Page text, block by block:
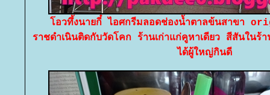
อวทึ้งนายกี๋ ไอศกรีมลอดช่องน้ำตาลข้นสาขา
ราชดำเนินติดกับวัดโคก ร้านเก่าแก่คูหาเดียว สีสันในร้
ได้ผู้ใหญ่กินดี